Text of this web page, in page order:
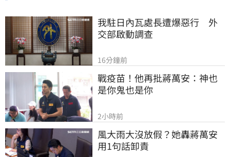
我駐日內瓦處長遭爆惡行　外
交部啟動調查
16分鐘前
戰疫苗！他再批蔣萬安：神也
是你鬼也是你
2小時前
風大雨大沒放假？她轟蔣萬安
用1句話卸責